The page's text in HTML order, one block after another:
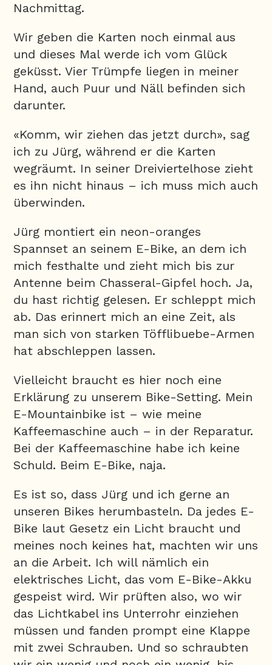
Nachmittag.
Wir geben die Karten noch einmal aus
und dieses Mal werde ich vom Glück
geküsst. Vier Trümpfe liegen in meiner
Hand, auch Puur und Näll befinden sich
darunter.
«Komm, wir ziehen das jetzt durch», sag
ich zu Jürg, während er die Karten
wegräumt. In seiner Dreiviertelhose zieht
es ihn nicht hinaus – ich muss mich auch
überwinden.
Jürg montiert ein neon-oranges
Spannset an seinem E-Bike, an dem ich
mich festhalte und zieht mich bis zur
Antenne beim Chasseral-Gipfel hoch. Ja,
du hast richtig gelesen. Er schleppt mich
ab. Das erinnert mich an eine Zeit, als
man sich von starken Töfflibuebe-Armen
hat abschleppen lassen.
Vielleicht braucht es hier noch eine
Erklärung zu unserem Bike-Setting. Mein
E-Mountainbike ist – wie meine
Kaffeemaschine auch – in der Reparatur.
Bei der Kaffeemaschine habe ich keine
Schuld. Beim E-Bike, naja.
Es ist so, dass Jürg und ich gerne an
unseren Bikes herumbasteln. Da jedes E-
Bike laut Gesetz ein Licht braucht und
meines noch keines hat, machten wir uns
an die Arbeit. Ich will nämlich ein
elektrisches Licht, das vom E-Bike-Akku
gespeist wird. Wir prüften also, wo wir
das Lichtkabel ins Unterrohr einziehen
müssen und fanden prompt eine Klappe
mit zwei Schrauben. Und so schraubten